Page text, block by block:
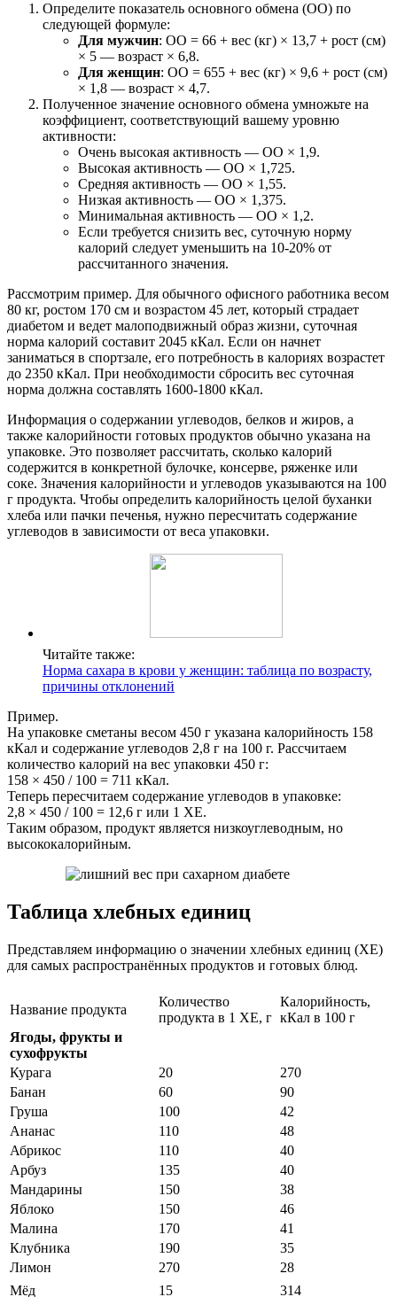
Определите показатель основного обмена (ОО) по
следующей формуле:
Для мужчин: ОО = 66 + вес (кг) × 13,7 + рост (см)
× 5 — возраст × 6,8.
Для женщин: ОО = 655 + вес (кг) × 9,6 + рост (см)
× 1,8 — возраст × 4,7.
Полученное значение основного обмена умножьте на
коэффициент, соответствующий вашему уровню
активности:
Очень высокая активность — ОО × 1,9.
Высокая активность — ОО × 1,725.
Средняя активность — ОО × 1,55.
Низкая активность — ОО × 1,375.
Минимальная активность — ОО × 1,2.
Если требуется снизить вес, суточную норму
калорий следует уменьшить на 10-20% от
рассчитанного значения.
Рассмотрим пример. Для обычного офисного работника весом
80 кг, ростом 170 см и возрастом 45 лет, который страдает
диабетом и ведет малоподвижный образ жизни, суточная
норма калорий составит 2045 кКал. Если он начнет
заниматься в спортзале, его потребность в калориях возрастет
до 2350 кКал. При необходимости сбросить вес суточная
норма должна составлять 1600-1800 кКал.
Информация о содержании углеводов, белков и жиров, а
также калорийности готовых продуктов обычно указана на
упаковке. Это позволяет рассчитать, сколько калорий
содержится в конкретной булочке, консерве, ряженке или
соке. Значения калорийности и углеводов указываются на 100
г продукта. Чтобы определить калорийность целой буханки
хлеба или пачки печенья, нужно пересчитать содержание
углеводов в зависимости от веса упаковки.
Читайте также:
Норма сахара в крови у женщин: таблица по возрасту,
причины отклонений
Пример.
На упаковке сметаны весом 450 г указана калорийность 158
кКал и содержание углеводов 2,8 г на 100 г. Рассчитаем
количество калорий на вес упаковки 450 г:
158 × 450 / 100 = 711 кКал.
Теперь пересчитаем содержание углеводов в упаковке:
2,8 × 450 / 100 = 12,6 г или 1 ХЕ.
Таким образом, продукт является низкоуглеводным, но
высококалорийным.
Таблица хлебных единиц
Представляем информацию о значении хлебных единиц (ХЕ)
для самых распространённых продуктов и готовых блюд.
Название продукта
Количество
продукта в 1 ХЕ, г
Калорийность,
кКал в 100 г
Ягоды, фрукты и
сухофрукты
Курага
20
270
Банан
60
90
Груша
100
42
Ананас
110
48
Абрикос
110
40
Арбуз
135
40
Мандарины
150
38
Яблоко
150
46
Малина
170
41
Клубника
190
35
Лимон
270
28
Мёд
15 314